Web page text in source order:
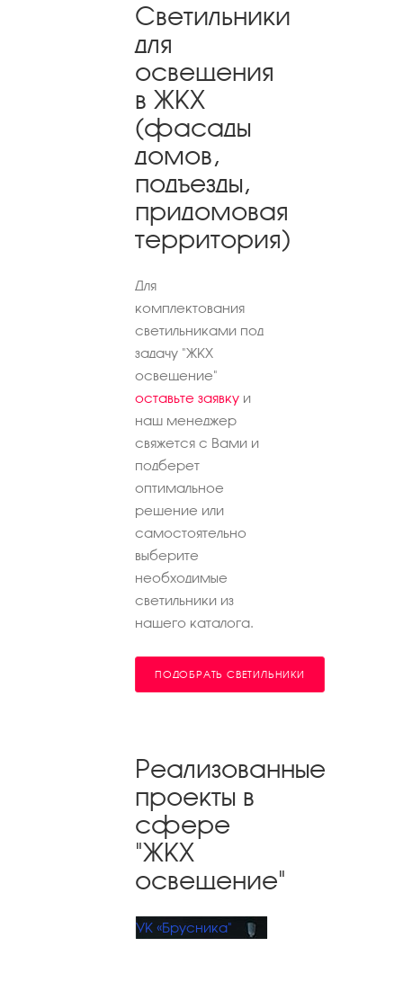
Светильники
для
освещения
в ЖКХ
(фасады
домов,
подъезды,
придомовая
территория)
Для
комплектования
светильниками под
задачу "ЖКХ
освещение"
оставьте заявку и
наш менеджер
свяжется с Вами и
подберет
оптимальное
решение или
самостоятельно
выберите
необходимые
светильники из
нашего каталога.
ПОДОБРАТЬ СВЕТИЛЬНИКИ
Реализованные
проекты в
сфере
"ЖКХ
освещение"
УК «Брусника"